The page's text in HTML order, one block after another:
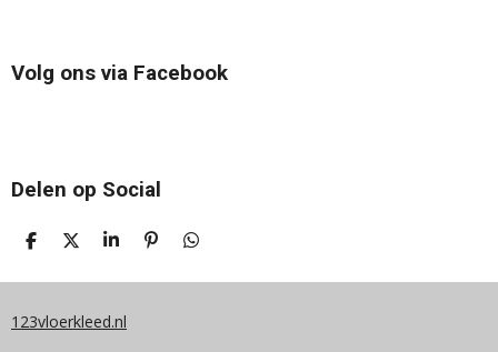
Volg ons via Facebook
Delen op Social
D
L
N
D
E
S
A
E
P
N
D
L
123vloerkleed.nl